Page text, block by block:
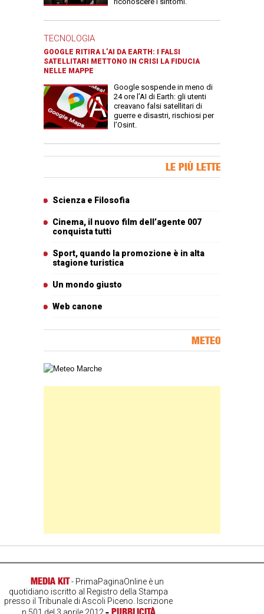
TECNOLOGIA
GOOGLE RITIRA L’AI DA EARTH: I FALSI
SATELLITARI METTONO IN CRISI LA FIDUCIA
NELLE MAPPE
Google sospende in meno di
24 ore l’AI di Earth: gli utenti
creavano falsi satellitari di
guerre e disastri, rischiosi per
l’Osint.
LE PIÙ LETTE
Scienza e Filosofia
Cinema, il nuovo film dell’agente 007
conquista tutti
Sport, quando la promozione è in alta
stagione turistica
Un mondo giusto
Web canone
METEO
Carta meteorologica delle Marche
MEDIA KIT- PrimaPaginaOnline è un
quotidiano iscritto al Registro della Stampa
presso il Tribunale di Ascoli Piceno. Iscrizione